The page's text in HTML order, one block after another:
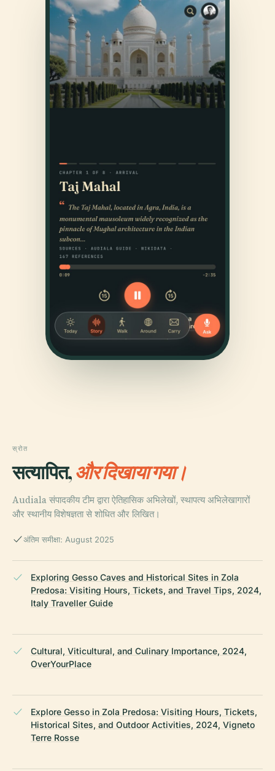
स्रोत
सत्यापित,और दिखाया गया।
Audiala संपादकीय टीम द्वारा ऐतिहासिक अभिलेखों, स्थापत्य अभिलेखागारों
और स्थानीय विशेषज्ञता से शोधित और लिखित।
अंतिम समीक्षा: August 2025
Exploring Gesso Caves and Historical Sites in Zola
Predosa: Visiting Hours, Tickets, and Travel Tips, 2024,
Italy Traveller Guide
Cultural, Viticultural, and Culinary Importance, 2024,
OverYourPlace
Explore Gesso in Zola Predosa: Visiting Hours, Tickets,
Historical Sites, and Outdoor Activities, 2024, Vigneto
Terre Rosse